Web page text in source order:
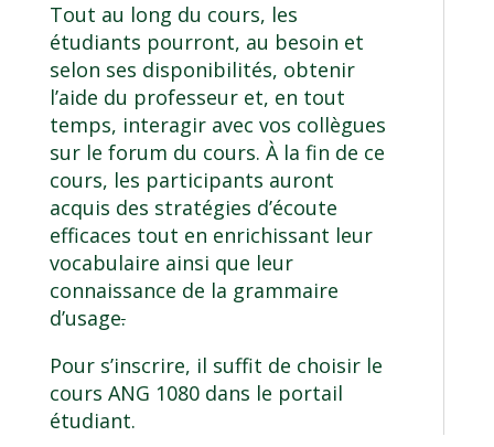
Tout au long du cours, les
étudiants pourront, au besoin et
selon ses disponibilités, obtenir
l’aide du professeur et, en tout
temps, interagir avec vos collègues
sur le forum du cours. À la fin de ce
cours, les participants auront
acquis des stratégies d’écoute
efficaces tout en enrichissant leur
vocabulaire ainsi que leur
connaissance de la grammaire
d’usage.
Pour s’inscrire, il suffit de choisir le
cours ANG 1080 dans le portail
étudiant.